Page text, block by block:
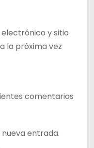
y sitio
la próxima vez
comentarios
entrada.